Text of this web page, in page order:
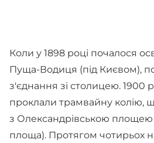
Коли у 1898 році почалося
Пуща-Водиця (під Києвом),
з'єднання зі столицею. 1900
проклали трамвайну колію,
з Олександрівською площею
площа). Протягом чотирьох